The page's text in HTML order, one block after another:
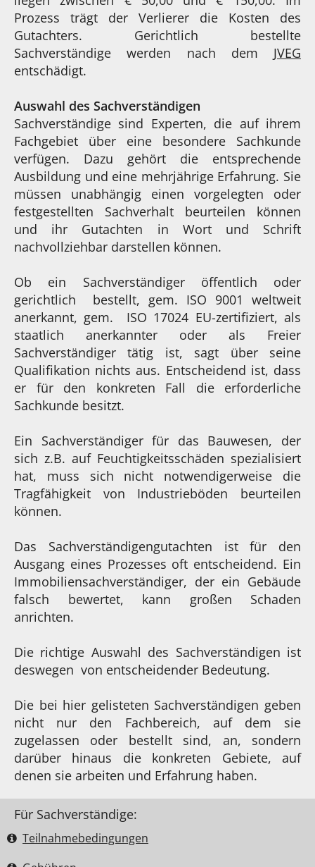
Prozess trägt der Verlierer die Kosten des
Gutachters. Gerichtlich bestellte
Sachverständige werden nach dem JVEG
entschädigt.
Auswahl des Sachverständigen
Sachverständige sind Experten, die auf ihrem
Fachgebiet über eine besondere Sachkunde
verfügen. Dazu gehört die entsprechende
Ausbildung und eine mehrjährige Erfahrung. Sie
müssen unabhängig einen vorgelegten oder
festgestellten Sachverhalt beurteilen können
und ihr Gutachten in Wort und Schrift
nachvollziehbar darstellen können.
Ob ein Sachverständiger öffentlich oder
gerichtlich bestellt, gem. ISO 9001 weltweit
anerkannt, gem. ISO 17024 EU-zertifiziert, als
staatlich anerkannter oder als Freier
Sachverständiger tätig ist, sagt über seine
Qualifikation nichts aus. Entscheidend ist, dass
er für den konkreten Fall die erforderliche
Sachkunde besitzt.
Ein Sachverständiger für das Bauwesen, der
sich z.B. auf Feuchtigkeitsschäden spezialisiert
hat, muss sich nicht notwendigerweise die
Tragfähigkeit von Industrieböden beurteilen
können.
Das Sachverständigengutachten ist für den
Ausgang eines Prozesses oft entscheidend. Ein
Immobiliensachverständiger, der ein Gebäude
falsch bewertet, kann großen Schaden
anrichten.
Die richtige Auswahl des Sachverständigen ist
deswegen von entscheidender Bedeutung.
Die bei hier gelisteten Sachverständigen geben
nicht nur den Fachbereich, auf dem sie
zugelassen oder bestellt sind, an, sondern
darüber hinaus die konkreten Gebiete, auf
denen sie arbeiten und Erfahrung haben.
Für Sachverständige:
Teilnahme­bedingungen